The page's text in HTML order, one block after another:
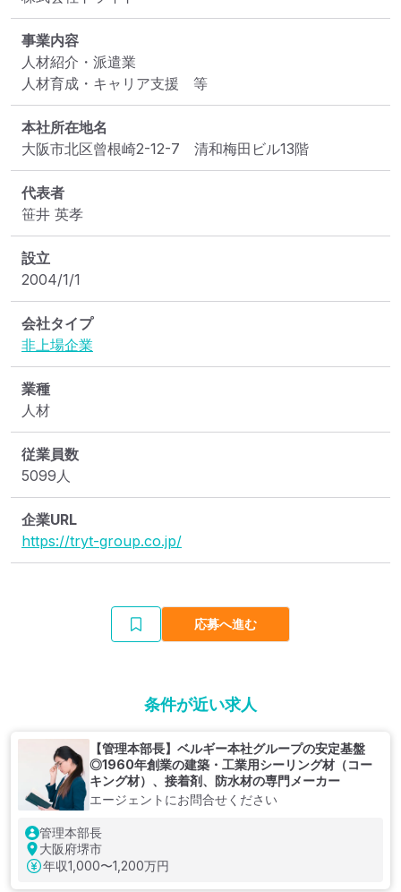
事業内容
人材紹介・派遣業
人材育成・キャリア支援　等
本社所在地名
大阪市北区曾根崎2-12-7　清和梅田ビル13階
代表者
笹井 英孝
設立
2004/1/1
会社タイプ
非上場企業
業種
人材
従業員数
5099人
企業URL
https://tryt-group.co.jp/
応募へ進む
条件が近い求人
【管理本部長】ベルギー本社グループの安定基盤
◎1960年創業の建築・工業用シーリング材（コー
キング材）、接着剤、防水材の専門メーカー
エージェントにお問合せください
管理本部長
大阪府堺市
年収1,000〜1,200万円